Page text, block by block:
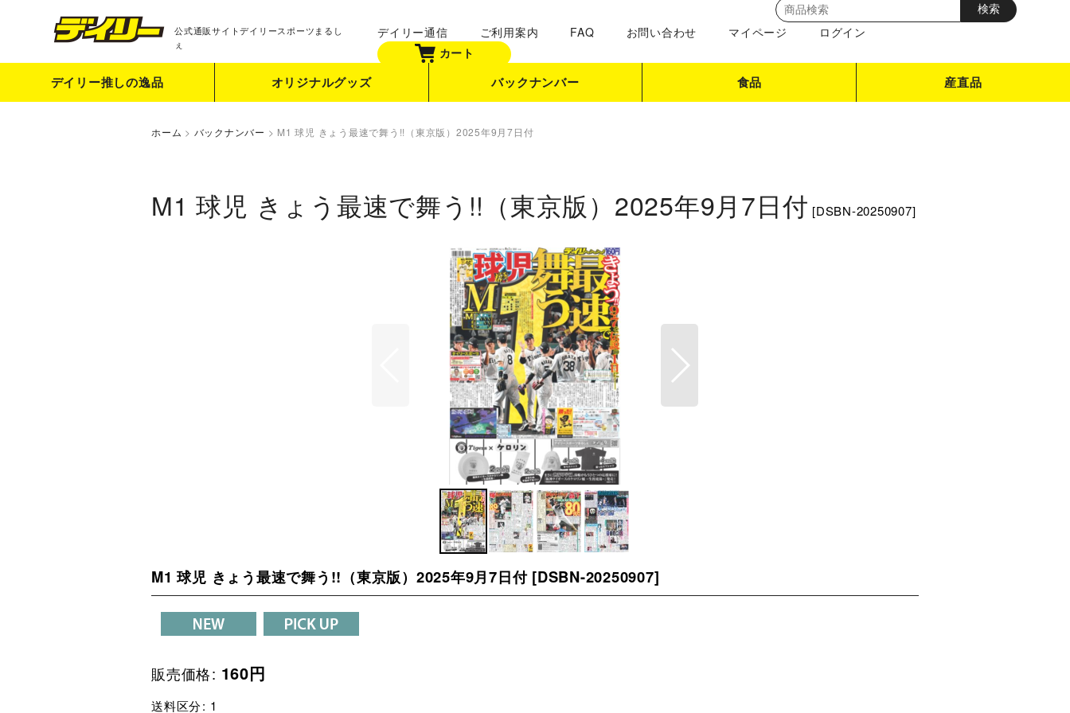
公式通販サイトデイリースポーツまるし
ぇ
デイリー通信 ご利用案内 FAQ お問い合わせ マイページ
ログイン
カート
デイリー推しの逸品 オリジナルグッズ バックナンバー 食品 産直品
ホーム > バックナンバー > M1 球児 きょう最速で舞う!!（東京版）2025年9月7日付
M1 球児 きょう最速で舞う!!（東京版）2025年9月7日付 [DSBN-20250907]
M1 球児 きょう最速で舞う!!（東京版）2025年9月7日付 [DSBN-20250907]
販売価格: 160円
送料区分: 1